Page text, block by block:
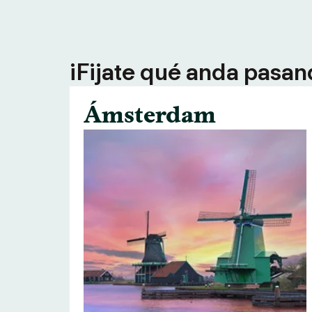
¡Fijate qué anda
Ámsterdam